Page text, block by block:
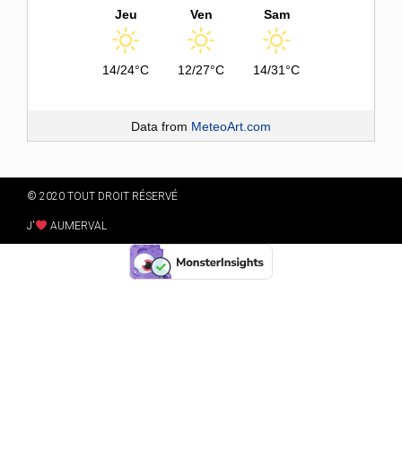
Jeu
14/24°C
Ven
12/27°C
Sam
14/31°C
Data from MeteoArt.com
© 2020 TOUT DROIT RÉSERVÉ
J' AUMERVAL